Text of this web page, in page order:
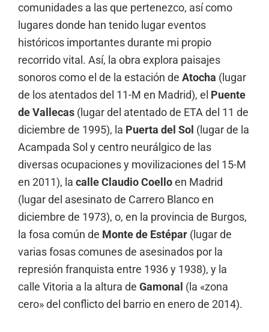
comunidades a las que pertenezco, así como
lugares donde han tenido lugar eventos
históricos importantes durante mi propio
recorrido vital. Así, la obra explora paisajes
sonoros como el de la estación de Atocha (lugar
de los atentados del 11-M en Madrid), el Puente
de Vallecas (lugar del atentado de ETA del 11 de
diciembre de 1995), la Puerta del Sol (lugar de la
Acampada Sol y centro neurálgico de las
diversas ocupaciones y movilizaciones del 15-M
en 2011), la calleClaudio Coelloen Madrid
(lugar del asesinato de Carrero Blanco en
diciembre de 1973), o, en la provincia de Burgos,
la fosa común de Monte de Estépar (lugar de
varias fosas comunes de asesinados por la
represión franquista entre 1936 y 1938), y la
calle Vitoria a la altura de Gamonal (la «zona
cero» del conflicto del barrio en enero de 2014).